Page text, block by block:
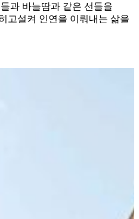
과 바늘땀과 같은 선들을
고설켜 인연을 이뤄내는 삶을